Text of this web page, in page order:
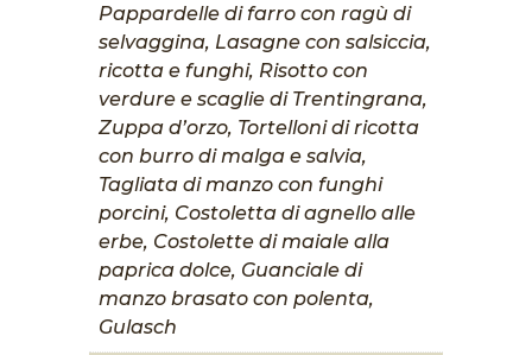
Pappardelle di farro con ragù di
selvaggina, Lasagne con salsiccia,
ricotta e funghi, Risotto con
verdure e scaglie di Trentingrana,
Zuppa d’orzo, Tortelloni di ricotta
con burro di malga e salvia,
Tagliata di manzo con funghi
porcini, Costoletta di agnello alle
erbe, Costolette di maiale alla
paprica dolce, Guanciale di
manzo brasato con polenta,
Gulasch